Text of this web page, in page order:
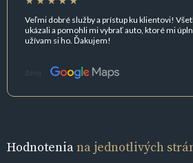
Veľmi dobré služby a prístup ku klientovi!
ukázali a pomohli mi vybrať auto, ktoré mi
užívam si ho. Ďakujem!
Zdroj:
Hodnoteniana jednotlivých